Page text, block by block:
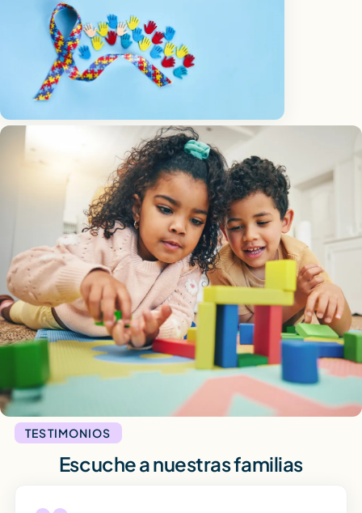
TESTIMONIOS
Escuche a nuestras familias